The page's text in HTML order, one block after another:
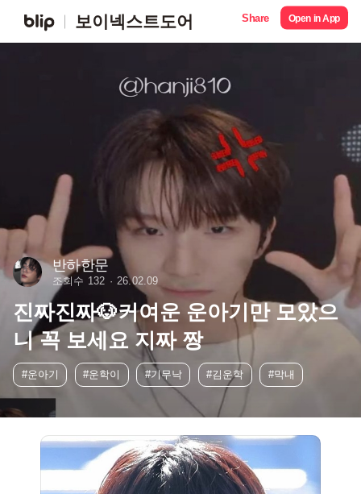
보이넥스트도어 Share Open in App
반하한문
조회수 132 26.02.09
진짜진짜🐶커여운 운아기만 모았으
니 꼭 보세요 지짜 짱
#운아기 #운학이 #기무낙 #김운학 #막내